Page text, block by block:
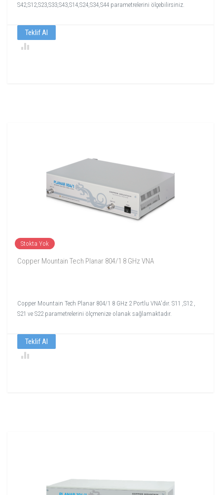
S42,S12,S23,S33,S43,S14,S24,S34,S44 parametrelerini ölçebilirsiniz.
Teklif Al
Stokta Yok
Copper Mountain Tech Planar 804/1 8 GHz VNA
Copper Mountain Tech Planar 804/1 8 GHz 2 Portlu VNA'dır. S11 ,S12 ,
S21 ve S22 parametrelerini ölçmenize olanak sağlamaktadır.
Teklif Al